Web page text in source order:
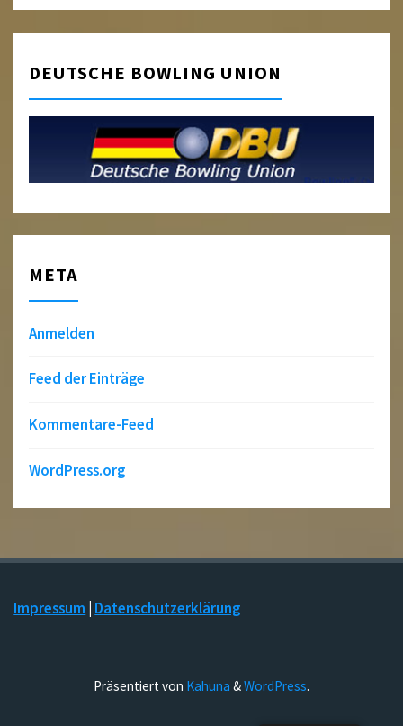
DEUTSCHE BOWLING UNION
META
Anmelden
Feed der Einträge
Kommentare-Feed
WordPress.org
Impressum | Datenschutzerklärung
Präsentiert von Kahuna &WordPress.